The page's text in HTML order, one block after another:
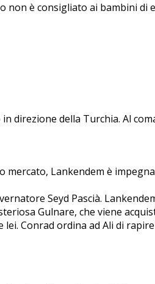
non è consigliato ai bambini di
direzione della Turchia. Al
Lankendem è
Seyd Pascià.
Gulnare, che viene
lei. Conrad ordina ad Ali di